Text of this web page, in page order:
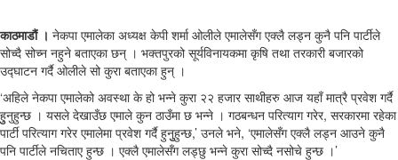
काठमाडौं । नेकपा एमालेका अध्यक्ष केपी शर्मा ओलीले एमालेसँग एक्लै लड्न कुनै पनि पार्टीले
सोच्दै सोच्न नहुने बताएका छन् । भक्तपुरको सूर्यविनायकमा कृषि तथा तरकारी बजारको
उद्घाटन गर्दै ओलीले सो कुरा बताएका हुन् ।
‘अहिले नेकपा एमालेको अवस्था के हो भन्ने कुरा २२ हजार साथीहरु आज यहाँ मात्रै प्रवेश गर्दै
हुुनुहुन्छ । यसले देखाउँछ एमाले कुन ठाउँमा छ भन्ने । गठबन्धन परित्याग गरेर, सरकारमा रहेका
पार्टी परित्याग गरेर एमालेमा प्रवेश गर्दै हुनुुहुन्छ,’ उनले भने, ‘एमालेसँग एक्लै लड्न आउने कुनै
पनि पार्टीले नचिताए हुन्छ । एक्लै एमालेसँग लड्छु भन्ने कुरा सोच्दै नसोचे हुन्छ ।’